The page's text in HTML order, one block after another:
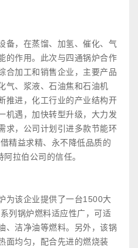
备，在蒸馏、加氢、催化、气
的作用。此次与四通锅炉合作
合加工和销售企业，主要产品
气、浆液、石油焦和石油机
推进，化工行业的产业结构开
机遇，加快转型升级，大力发
求，公司计划引进多款节能环
精益求精、永不降低品质的
拉伯公司的信任。
为该企业提供了一台1500大
列锅炉燃料适应性广，可适
、洁净油等燃料。另外，该锅
面均匀，配合先进的燃烧装